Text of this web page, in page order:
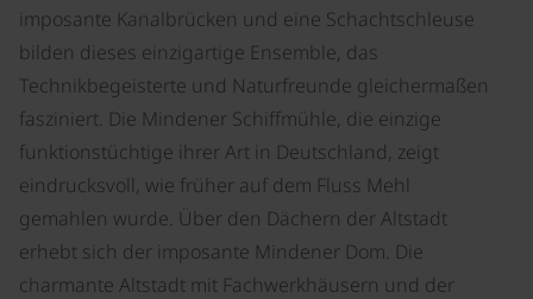
imposante Kanalbrücken und eine Schachtschleuse
bilden dieses einzigartige Ensemble, das
Technikbegeisterte und Naturfreunde gleichermaßen
fasziniert. Die Mindener Schiffmühle, die einzige
funktionstüchtige ihrer Art in Deutschland, zeigt
eindrucksvoll, wie früher auf dem Fluss Mehl
gemahlen wurde. Über den Dächern der Altstadt
erhebt sich der imposante Mindener Dom. Die
charmante Altstadt mit Fachwerkhäusern und der